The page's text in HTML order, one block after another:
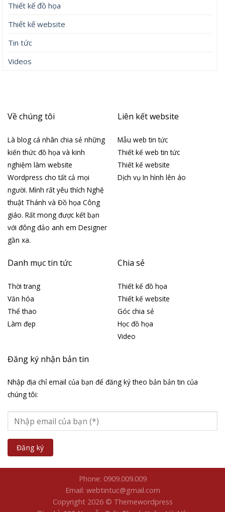
Thiết kế đồ họa
Thiết kế website
Tin tức
Videos
Về chúng tôi
Là blog cá nhân chia sẻ những
kiến thức đồ họa và kinh
nghiệm làm website
Wordpress cho tất cả mọi
người. Mình rất yêu thích Nghệ
thuật Thánh và Đồ họa Công
giáo. Rất mong được kết bạn
với đông đảo anh em Designer
gần xa.
Liên kết website
Mẫu web tin tức
Thiết kế web tin tức
Thiết kế website
Dịch vụ In hình lên áo
Danh mục tin tức
Thời trang
Văn hóa
Thể thao
Làm đẹp
Chia sẻ
Thiết kế đồ họa
Thiết kế website
Góc chia sẻ
Học đồ họa
Video
Đăng ký nhận bản tin
Nhập địa chỉ email của bạn để đăng ký theo bản bản tin của
chúng tôi:
Phone: 0909.009.009
Email: webtintuc@gmail.com
Copyright 2026 © Themewordpress